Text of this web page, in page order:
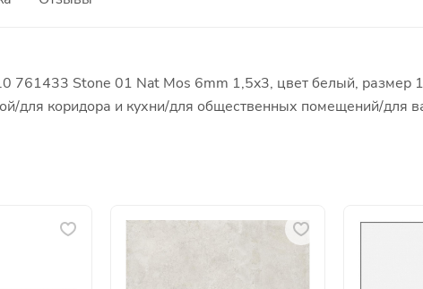
761433 Stone 01 Nat Mos 6mm 1,5x3, цвет белый, размер
для коридора и кухни/для общественных помещений/для